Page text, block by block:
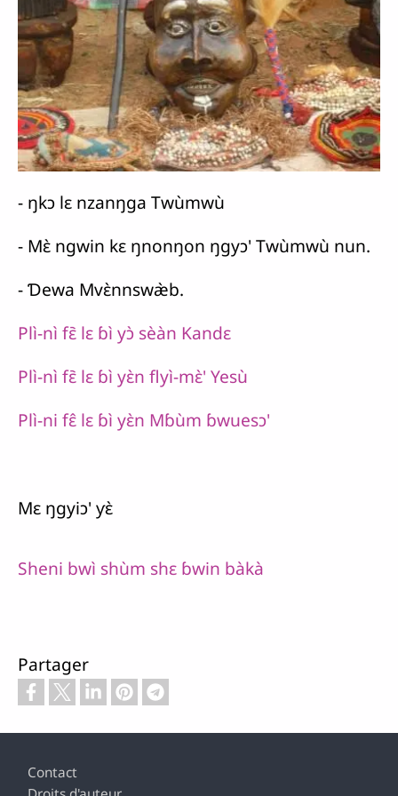
- ŋkɔ lɛ nzanŋga Twùmwù
- Mɛ̀ ngwin kɛ ŋnonŋon ŋgyɔ' Twùmwù nun.
- Ɗewa Mvɛ̀nnswæ̀b.
Plì-nì fɛ᷆ lɛ ɓì yɔ̀ sèàn Kandɛ
Plì-nì fɛ᷆ lɛ ɓì yɛ̀n flyì-mɛ̀' Yesù
Plì-ni fɛ̂ lɛ ɓì yɛ̀n Mɓùm ɓwuesɔ'
Mɛ ŋgyiɔ' ƴɛ̀
Sheni bwì shùm shɛ ɓwin bàkà
Partager
Pied de page
Contact